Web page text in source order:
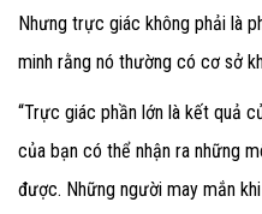
Nhưng trực giác không phải là
minh rằng nó thường có cơ sở
“Trực giác phần lớn là kết quả
của bạn có thể nhận ra những
được. Những người may mắn